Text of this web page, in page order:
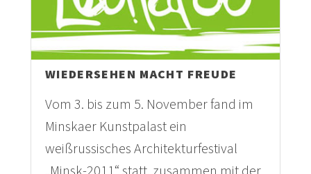
WIEDERSEHEN MACHT FREUDE
Vom 3. bis zum 5. November fand im
Minskaer Kunstpalast ein
weißrussisches Architekturfestival